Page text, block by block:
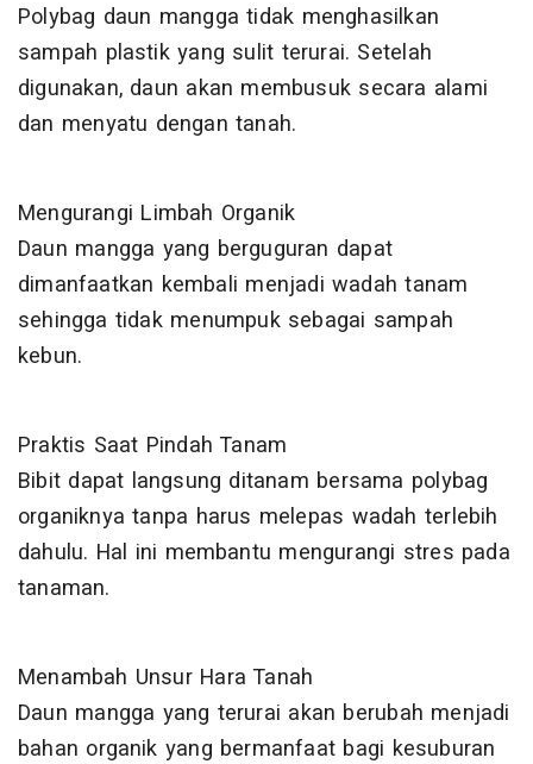
Polybag daun mangga tidak menghasilkan
sampah plastik yang sulit terurai. Setelah
digunakan, daun akan membusuk secara alami
dan menyatu dengan tanah.
Mengurangi Limbah Organik
Daun mangga yang berguguran dapat
dimanfaatkan kembali menjadi wadah tanam
sehingga tidak menumpuk sebagai sampah
kebun.
Praktis Saat Pindah Tanam
Bibit dapat langsung ditanam bersama polybag
organiknya tanpa harus melepas wadah terlebih
dahulu. Hal ini membantu mengurangi stres pada
tanaman.
Menambah Unsur Hara Tanah
Daun mangga yang terurai akan berubah menjadi
bahan organik yang bermanfaat bagi kesuburan